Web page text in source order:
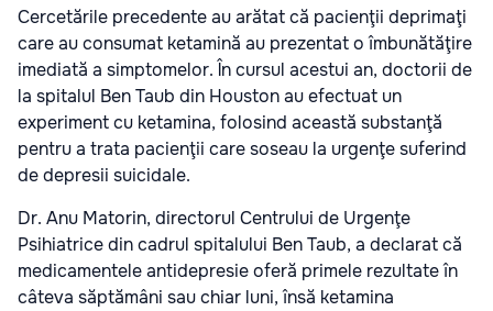
Cercetările precedente au arătat că pacienţii deprimaţi
care au consumat ketamină au prezentat o îmbunătăţire
imediată a simptomelor. În cursul acestui an, doctorii de
la spitalul Ben Taub din Houston au efectuat un
experiment cu ketamina, folosind această substanţă
pentru a trata pacienţii care soseau la urgenţe suferind
de depresii suicidale.
Dr. Anu Matorin, directorul Centrului de Urgenţe
Psihiatrice din cadrul spitalului Ben Taub, a declarat că
medicamentele antidepresie oferă primele rezultate în
câteva săptămâni sau chiar luni, însă ketamina